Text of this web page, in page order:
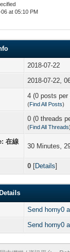
at 05:10 PM
2018-07-22
2018-07-22,
4 (0 posts
(Find All Posts)
0 (0 threads
(Find All Threads)
在線
30 Minutes,
0 [Details]
Send horny0
Send horny0